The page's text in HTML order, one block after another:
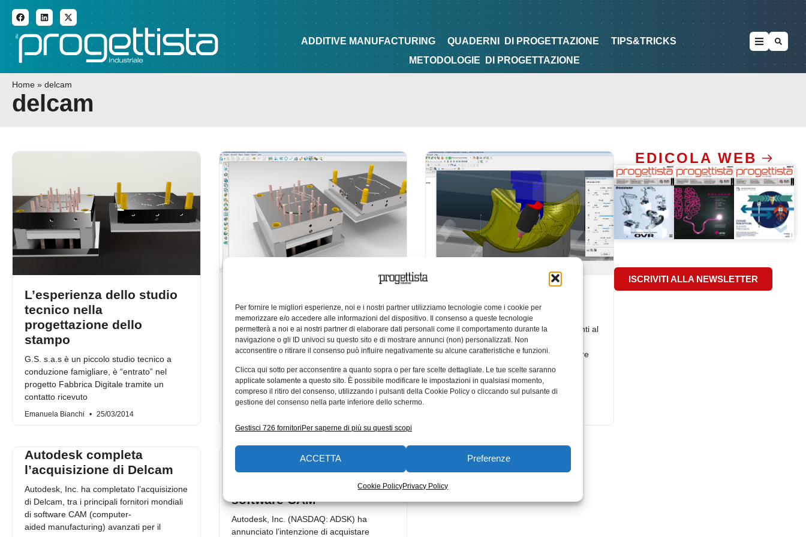
Per fornire le migliori esperienze, noi e i nostri partner utilizziamo tecnologie come i cookie per
memorizzare e/o accedere alle informazioni del dispositivo. Il consenso a queste tecnologie
permetterà a noi e ai nostri partner di elaborare dati personali come il comportamento durante la
navigazione o gli ID univoci su questo sito e di mostrare annunci (non) personalizzati. Non
acconsentire o ritirare il consenso può influire negativamente su alcune caratteristiche e funzioni.
Clicca qui sotto per acconsentire a quanto sopra o per fare scelte dettagliate. Le tue scelte saranno
applicate solamente a questo sito. È possibile modificare le impostazioni in qualsiasi momento,
compreso il ritiro del consenso, utilizzando i pulsanti della Cookie Policy o cliccando sul pulsante di
gestione del consenso nella parte inferiore dello schermo.
Gestisci 726 fornitoriPer saperne di più su questi scopi
ACCETTA Preferenze
Cookie PolicyPrivacy Policy
ADDITIVE MANUFACTURING QUADERNI DI PROGETTAZIONE TIPS&TRICKS METODOLOGIE DI PROGETTAZIONE
ADDITIVE MANUFACTURING QUADERNI DI PROGETTAZIONE
TIPS&TRICKS
METODOLOGIE
DI PROGETTAZIONE
Home » delcam
delcam
L’esperienza dello studio
tecnico nella
progettazione dello
stampo
G.S. s.a.s è un piccolo studio tecnico a
conduzione famigliare, è “entrato” nel
progetto Fabbrica Digitale tramite un
contatto ricevuto
Emanuela Bianchi 25/03/2014
e realizzare lo stampo
Delcam parteciperà attivamente alla
Fabbrica Digitale di MECSPE2014 nella
filiera dedicata alla Aletta della XAM 2.1
con le sue soluzioni
compositi
Delcam è uno dei fornitori più importanti al
mondo di soluzioni CAD/CAM per
l’industria manifatturiera. I suoi software
sono largamente
Autodesk completa
l’acquisizione di Delcam
Autodesk, Inc. ha completato l’acquisizione
di Delcam, tra i principali fornitori mondiali
di software CAM (computer-
aided manufacturing) avanzati per il
Autodesk annuncia
l’intenzione di acquistare
software CAM
Autodesk, Inc. (NASDAQ: ADSK) ha
annunciato l’intenzione di acquistare
EDICOLA WEB
ISCRIVITI ALLA NEWSLETTER